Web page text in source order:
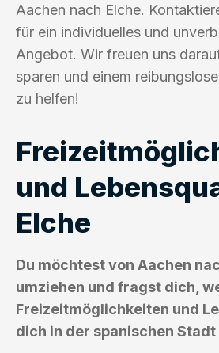
Aachen nach Elche.
für ein individuelles und
Angebot. Wir freuen uns
sparen und einem
zu helfen!
und
Elche
Du möchtest von Aachen
umziehen und fragst dich,
Freizeitmöglichkeiten und
dich in der spanischen